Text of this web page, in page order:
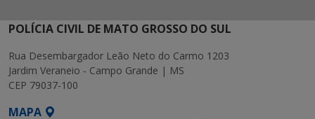
POLÍCIA CIVIL DE MATO GROSSO DO SUL
Rua Desembargador Leão Neto do Carmo 1203
Jardim Veraneio - Campo Grande | MS
CEP 79037-100
MAPA